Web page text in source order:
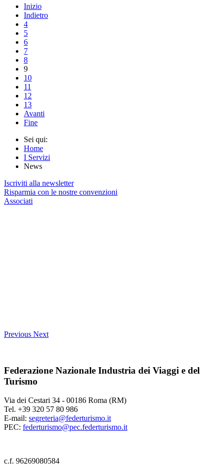
Inizio
Indietro
4
5
6
7
8
9
10
11
12
13
Avanti
Fine
Sei qui:
Home
I Servizi
News
Iscriviti alla newsletter
Risparmia con le nostre convenzioni
Associati
Previous Next
Federazione Nazionale Industria dei Viaggi e del
Turismo
Via dei Cestari 34 - 00186 Roma (RM)
Tel. +39 320 57 80 986
E-mail: segreteria@federturismo.it
PEC: federturismo@pec.federturismo.it
c.f. 96269080584